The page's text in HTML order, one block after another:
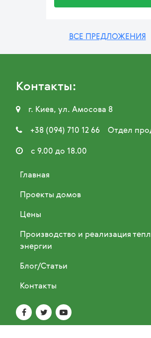
ВСЕ ПРЕДЛОЖЕНИЯ
Контакты:
 г. Киев, ул. Амосова 8
 +38 (094) 710 12 66 Отдел
 с 9.00 до 18.00
Главная
Проекты домов
Цены
Производство и реализация
энергии
Блог/Статьи
Контакты
  